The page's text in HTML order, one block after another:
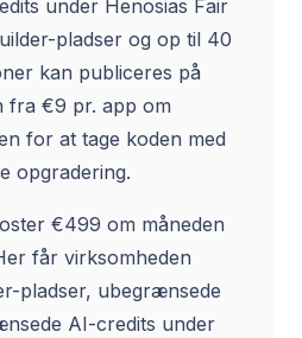
under Henosias Fair
pladser og op til 40
kan publiceres på
fra €9 pr. app om
for at tage koden med
opgradering.
€499 om måneden
får virksomheden
pladser, ubegrænsede
AI-credits under